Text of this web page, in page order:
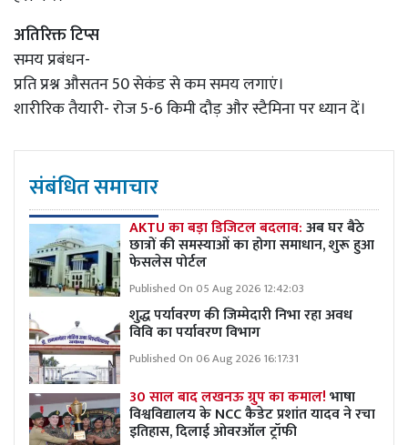
अतिरिक्त टिप्स
समय प्रबंधन-
प्रति प्रश्न औसतन 50 सेकंड से कम समय लगाएं।
शारीरिक तैयारी- रोज 5-6 किमी दौड़ और स्टैमिना पर ध्यान दें।
संबंधित समाचार
AKTU का बड़ा डिजिटल बदलाव:अब घर बैठे
छात्रों की समस्याओं का होगा समाधान, शुरू हुआ
फेसलेस पोर्टल
Published On 05 Aug 2026 12:42:03
शुद्ध पर्यावरण की जिम्मेदारी निभा रहा अवध
विवि का पर्यावरण विभाग
Published On 06 Aug 2026 16:17:31
30 साल बाद लखनऊ ग्रुप का कमाल!भाषा
विश्वविद्यालय के NCC कैडेट प्रशांत यादव ने रचा
इतिहास, दिलाई ओवरऑल ट्रॉफी